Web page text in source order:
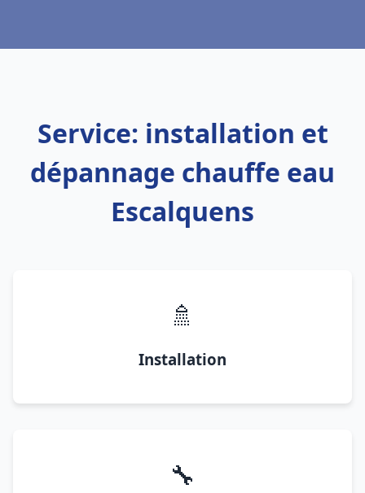
Service: installation et
dépannage chauffe eau
Escalquens
🚿
Installation
🔧